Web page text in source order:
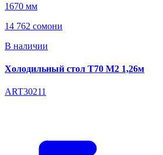
1670 мм
14 762 сомони
В наличии
Холодильный стол T70 М2 1,26м
ART30211